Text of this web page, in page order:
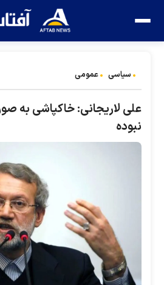
سیاسی عمومی
علی لاریجانی: خاکپاشی به
نبوده